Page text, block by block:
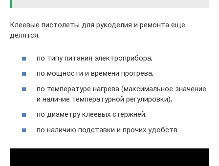
Клеевые пистолеты для рукоделия и ремонта еще
делятся:
по типу питания электроприбора;
по мощности и времени прогрева;
по температуре нагрева (максимальное значение
и наличие температурной регулировки);
по диаметру клеевых стержней;
по наличию подставки и прочих удобств.